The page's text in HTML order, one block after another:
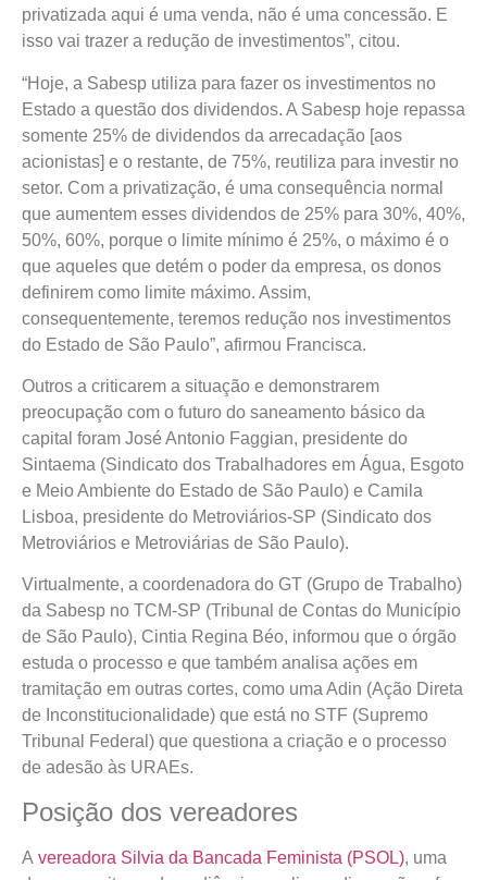
privatizada aqui é uma venda, não é uma concessão. E
isso vai trazer a redução de investimentos”, citou.
“Hoje, a Sabesp utiliza para fazer os investimentos no
Estado a questão dos dividendos. A Sabesp hoje repassa
somente 25% de dividendos da arrecadação [aos
acionistas] e o restante, de 75%, reutiliza para investir no
setor. Com a privatização, é uma consequência normal
que aumentem esses dividendos de 25% para 30%, 40%,
50%, 60%, porque o limite mínimo é 25%, o máximo é o
que aqueles que detém o poder da empresa, os donos
definirem como limite máximo. Assim,
consequentemente, teremos redução nos investimentos
do Estado de São Paulo”, afirmou Francisca.
Outros a criticarem a situação e demonstrarem
preocupação com o futuro do saneamento básico da
capital foram José Antonio Faggian, presidente do
Sintaema (Sindicato dos Trabalhadores em Água, Esgoto
e Meio Ambiente do Estado de São Paulo) e Camila
Lisboa, presidente do Metroviários-SP (Sindicato dos
Metroviários e Metroviárias de São Paulo).
Virtualmente, a coordenadora do GT (Grupo de Trabalho)
da Sabesp no TCM-SP (Tribunal de Contas do Município
de São Paulo), Cintia Regina Béo, informou que o órgão
estuda o processo e que também analisa ações em
tramitação em outras cortes, como uma Adin (Ação Direta
de Inconstitucionalidade) que está no STF (Supremo
Tribunal Federal) que questiona a criação e o processo
de adesão às URAEs.
Posição dos vereadores
A vereadora Silvia da Bancada Feminista (PSOL), uma